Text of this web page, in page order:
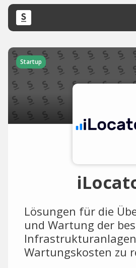
Startup
Lösungen für die
und Wartung der
Wartungskosten zu